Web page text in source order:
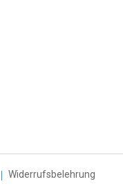
Widerrufsbelehrung